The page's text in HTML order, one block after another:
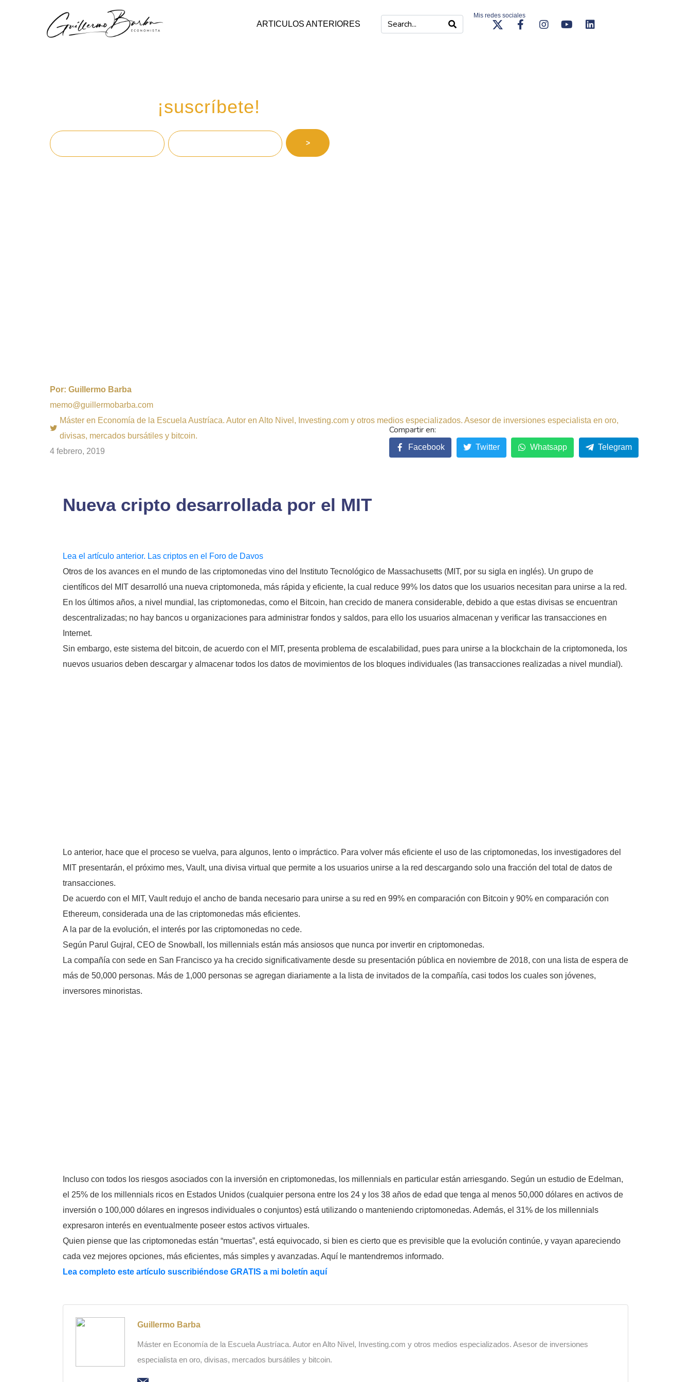
ARTICULOS ANTERIORES
Mis redes sociales
¡suscríbete!
>
Por: Guillermo Barba
memo@guillermobarba.com
Máster en Economía de la Escuela Austríaca. Autor en Alto Nivel, Investing.com y otros medios especializados. Asesor de inversiones especialista en oro,
divisas, mercados bursátiles y bitcoin.
4 febrero, 2019
Nueva cripto desarrollada por el MIT
Lea el artículo anterior. Las criptos en el Foro de Davos
Otros de los avances en el mundo de las criptomonedas vino del Instituto Tecnológico de Massachusetts (MIT, por su sigla en inglés). Un grupo de
científicos del MIT desarrolló una nueva criptomoneda, más rápida y eficiente, la cual reduce 99% los datos que los usuarios necesitan para unirse a la red.
En los últimos años, a nivel mundial, las criptomonedas, como el Bitcoin, han crecido de manera considerable, debido a que estas divisas se encuentran
descentralizadas; no hay bancos u organizaciones para administrar fondos y saldos, para ello los usuarios almacenan y verificar las transacciones en
Internet.
Sin embargo, este sistema del bitcoin, de acuerdo con el MIT, presenta problema de escalabilidad, pues para unirse a la blockchain de la criptomoneda, los
nuevos usuarios deben descargar y almacenar todos los datos de movimientos de los bloques individuales (las transacciones realizadas a nivel mundial).
Lo anterior, hace que el proceso se vuelva, para algunos, lento o impráctico. Para volver más eficiente el uso de las criptomonedas, los investigadores del
MIT presentarán, el próximo mes, Vault, una divisa virtual que permite a los usuarios unirse a la red descargando solo una fracción del total de datos de
transacciones.
De acuerdo con el MIT, Vault redujo el ancho de banda necesario para unirse a su red en 99% en comparación con Bitcoin y 90% en comparación con
Ethereum, considerada una de las criptomonedas más eficientes.
A la par de la evolución, el interés por las criptomonedas no cede.
Según Parul Gujral, CEO de Snowball, los millennials están más ansiosos que nunca por invertir en criptomonedas.
La compañía con sede en San Francisco ya ha crecido significativamente desde su presentación pública en noviembre de 2018, con una lista de espera de
más de 50,000 personas. Más de 1,000 personas se agregan diariamente a la lista de invitados de la compañía, casi todos los cuales son jóvenes,
inversores minoristas.
Incluso con todos los riesgos asociados con la inversión en criptomonedas, los millennials en particular están arriesgando. Según un estudio de Edelman,
el 25% de los millennials ricos en Estados Unidos (cualquier persona entre los 24 y los 38 años de edad que tenga al menos 50,000 dólares en activos de
inversión o 100,000 dólares en ingresos individuales o conjuntos) está utilizando o manteniendo criptomonedas. Además, el 31% de los millennials
expresaron interés en eventualmente poseer estos activos virtuales.
Quien piense que las criptomonedas están “muertas”, está equivocado, si bien es cierto que es previsible que la evolución continúe, y vayan apareciendo
cada vez mejores opciones, más eficientes, más simples y avanzadas. Aquí le mantendremos informado.
Lea completo este artículo suscribiéndose GRATIS a mi boletín aquí
Facebook Twitter Whatsapp Telegram
Guillermo Barba
Máster en Economía de la Escuela Austríaca. Autor en Alto Nivel, Investing.com y otros medios especializados. Asesor de inversiones
especialista en oro, divisas, mercados bursátiles y bitcoin.